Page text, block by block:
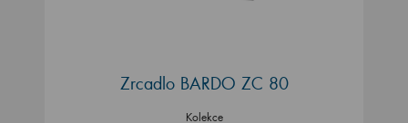
Zrcadlo BARDO ZC 80
Kolekce